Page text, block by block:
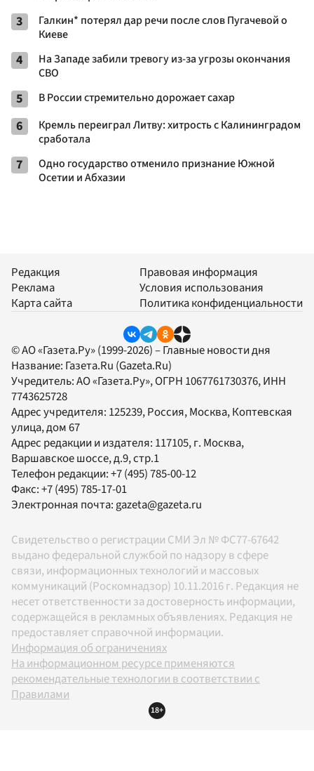
3
Галкин* потерял дар речи после слов Пугачевой о
Киеве
4
На Западе забили тревогу из-за угрозы окончания
СВО
5 В России стремительно дорожает сахар
6
Кремль переиграл Литву: хитрость с Калининградом
сработала
7
Одно государство отменило признание Южной
Осетии и Абхазии
Редакция
Реклама
Карта сайта
Правовая информация
Условия использования
Политика конфиденциальности
© АО «Газета.Ру» (1999-2026) – Главные новости дня
Название: Газета.Ru (Gazeta.Ru)
Учредитель:АО «Газета.Ру», ОГРН 1067761730376, ИНН
7743625728
Адрес учредителя: 125239, Россия, Москва, Коптевская
улица, дом 67
Адрес редакции и издателя: 117105, г. Москва,
Варшавское шоссе, д.9, стр.1
Телефон редакции:+7 (495) 785-00-12
Факс:+7 (495) 785-17-01
Электронная почта: gazeta@gazeta.ru
Свидетельство о регистрации СМИ Эл № ФС77-67642
выдано федеральной службой по надзору в сфере
связи, информационных технологий и массовых
коммуникаций (Роскомнадзор) 10.11.2016 г. Редакция не
несет ответственности за достоверность информации,
содержащейся в рекламных объявлениях. Редакция не
предоставляет справочной информации.
Информация об ограничениях
На информационном ресурсе применяются
рекомендательные технологии в соответствии с
Правилами
18+